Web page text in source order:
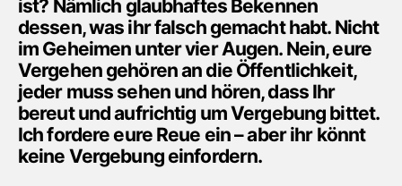
ist? Nämlich glaubhaftes Bekennen
dessen, was ihr falsch gemacht habt. Nicht
im Geheimen unter vier Augen. Nein, eure
Vergehen gehören an die Öffentlichkeit,
jeder muss sehen und hören, dass Ihr
bereut und aufrichtig um Vergebung bittet.
Ich fordere eure Reue ein – aber ihr könnt
keine Vergebung einfordern.